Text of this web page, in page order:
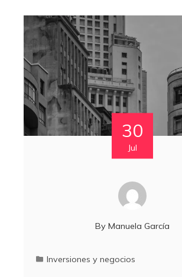
30
Jul
By Manuela García
Inversiones y negocios